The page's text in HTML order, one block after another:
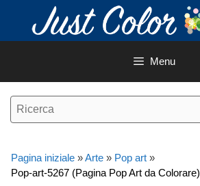
contenuto
Menu
Pagina iniziale »Arte » Pop art »
Pop-art-5267 (Pagina Pop Art da Colorare)